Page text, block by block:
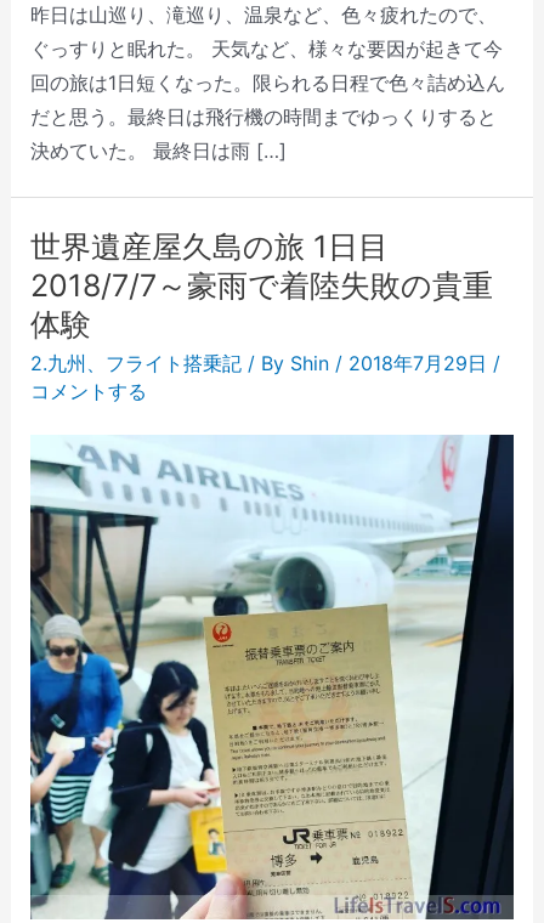
昨日は山巡り、滝巡り、温泉など、色々疲れたので、
ぐっすりと眠れた。 天気など、様々な要因が起きて今
回の旅は1日短くなった。限られる日程で色々詰め込ん
だと思う。最終日は飛行機の時間までゆっくりすると
決めていた。 最終日は雨 […]
世界遺産屋久島の旅 1日目
2018/7/7～豪雨で着陸失敗の貴重
体験
2.九州 フライト搭乗記/ By Shin / 2018年7月29日 /
コメントする